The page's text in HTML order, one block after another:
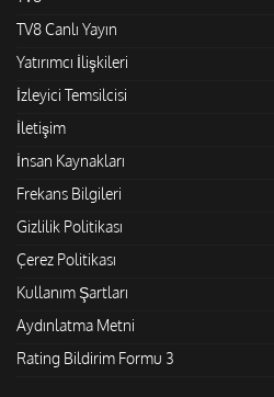
TV8 Canlı Yayın
Yatırımcı İlişkileri
İzleyici Temsilcisi
İletişim
İnsan Kaynakları
Frekans Bilgileri
Gizlilik Politikası
Çerez Politikası
Kullanım Şartları
Aydınlatma Metni
Rating Bildirim Formu 3